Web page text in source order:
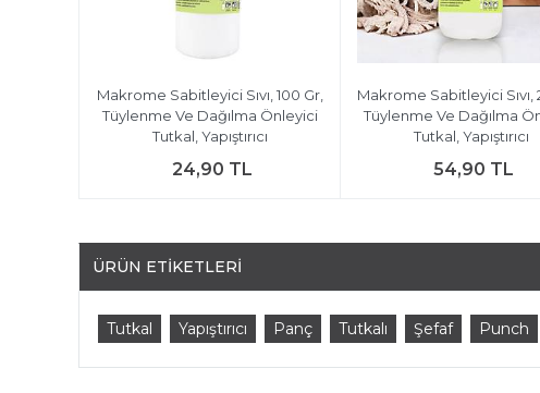
Makrome Sabitleyici Sıvı, 100 Gr,
Tüylenme Ve Dağılma Önleyici
Tutkal, Yapıştırıcı
24,90 TL
Makrome Sabitleyici Sıvı,
Tüylenme Ve Dağılma
Tutkal, Yapıştırıcı
54,90 TL
ÜRÜN ETIKETLERI
Tutkal Yapıştırıcı Panç Tutkalı Şefaf Punch